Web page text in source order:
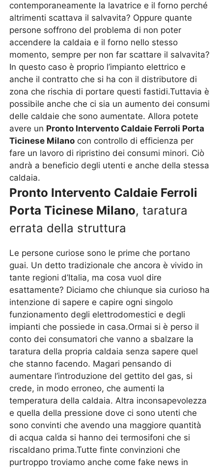
contemporaneamente la lavatrice e il forno perché
altrimenti scattava il salvavita? Oppure quante
persone soffrono del problema di non poter
accendere la caldaia e il forno nello stesso
momento, sempre per non far scattare il salvavita?
In questo caso è proprio l’impianto elettrico e
anche il contratto che si ha con il distributore di
zona che rischia di portare questi fastidi.Tuttavia è
possibile anche che ci sia un aumento dei consumi
delle caldaie che sono aumentate. Allora potete
avere un Pronto Intervento Caldaie Ferroli Porta
Ticinese Milano con controllo di efficienza per
fare un lavoro di ripristino dei consumi minori. Ciò
andrà a beneficio degli utenti e anche della stessa
caldaia.
Pronto Intervento Caldaie Ferroli
Porta Ticinese Milano, taratura
errata della struttura
Le persone curiose sono le prime che portano
guai. Un detto tradizionale che ancora è vivido in
tante regioni d’Italia, ma cosa vuol dire
esattamente? Diciamo che chiunque sia curioso ha
intenzione di sapere e capire ogni singolo
funzionamento degli elettrodomestici e degli
impianti che possiede in casa.Ormai si è perso il
conto dei consumatori che vanno a sbalzare la
taratura della propria caldaia senza sapere quel
che stanno facendo. Magari pensando di
aumentare l’introduzione del gettito del gas, si
crede, in modo erroneo, che aumenti la
temperatura della caldaia. Altra inconsapevolezza
e quella della pressione dove ci sono utenti che
sono convinti che avendo una maggiore quantità
di acqua calda si hanno dei termosifoni che si
riscaldano prima.Tutte finte convinzioni che
purtroppo troviamo anche come fake news in